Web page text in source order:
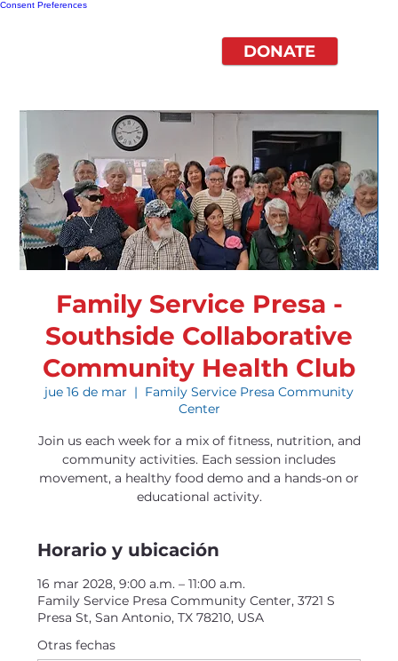
Consent Preferences
DONATE
Family Service Presa -
Southside Collaborative
Community Health Club
jue 16 de mar
  |
Family Service Presa Community
Center
Join us each week for a mix of fitness, nutrition, and
community activities. Each session includes
movement, a healthy food demo and a hands-on or
educational activity.
Horario y ubicación
16 mar 2028, 9:00 a.m. – 11:00 a.m.
Family Service Presa Community Center, 3721 S
Presa St, San Antonio, TX 78210, USA
Otras fechas